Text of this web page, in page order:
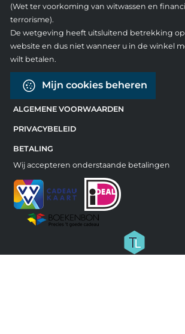
(Wet ter voorkoming van witwassen en
terrorisme).
De wetgeving heeft uitsluitend betrekking
website en dus niet wanneer u in de winkel
wilt betalen.
Mijn cookies beheren
ALGEMENE VOORWAARDEN
PRIVACYBELEID
BETALING
Wij accepteren onderstaande betalingen